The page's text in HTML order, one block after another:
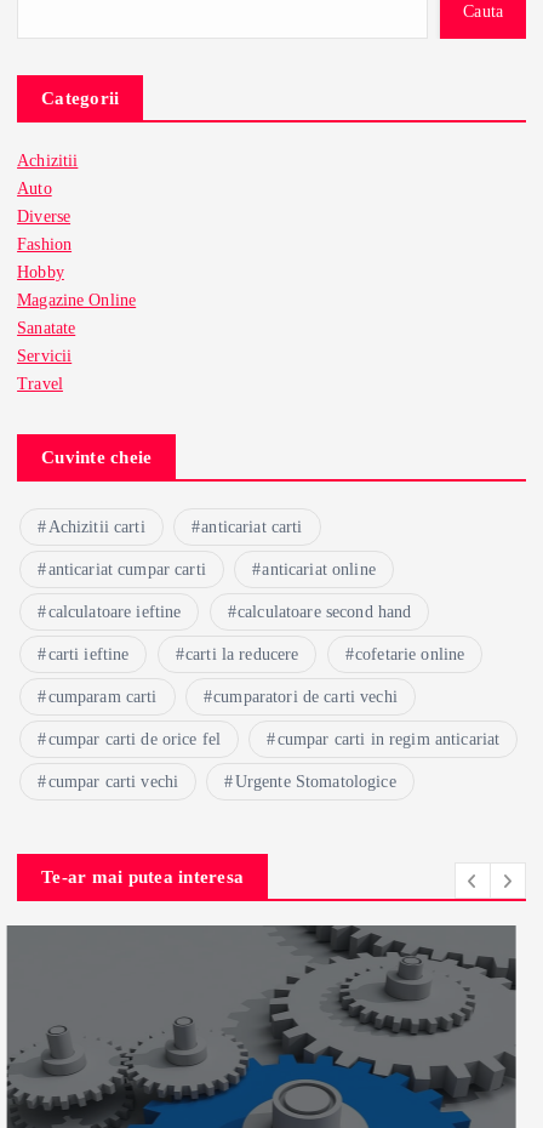
Cauta
Categorii
Achizitii
Auto
Diverse
Fashion
Hobby
Magazine Online
Sanatate
Servicii
Travel
Cuvinte cheie
Achizitii carti anticariat carti
anticariat cumpar carti anticariat online
calculatoare ieftine calculatoare second hand
carti ieftine carti la reducere cofetarie online
cumparam carti cumparatori de carti vechi
cumpar carti de orice fel cumpar carti in regim anticariat
cumpar carti vechi Urgente Stomatologice
Te-ar mai putea interesa